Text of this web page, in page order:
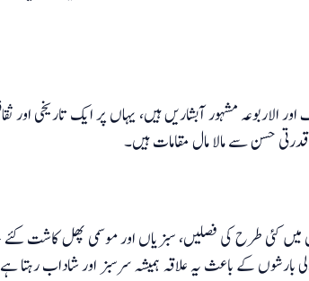
اور الاربوعہ مشہور آبشاریں ہیں، یہاں پر ایک تاریخی اور
حسن سے مالا مال مقامات ہیں۔
میں کئی طرح کی فصلیں، سبزیاں اور موسمی پھل کاشت
بارشوں کے باعث یہ علاقہ ہمیشہ سرسبز اور شاداب رہتا ہے